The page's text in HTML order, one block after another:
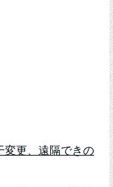
変更、遠隔できの